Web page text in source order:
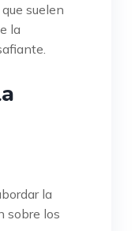
suelen
la
la
sobre los